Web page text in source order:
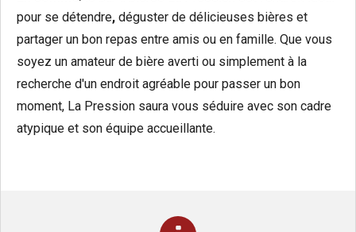
pour se détendre, déguster de délicieuses bières et
partager un bon repas entre amis ou en famille. Que vous
soyez un amateur de bière averti ou simplement à la
recherche d'un endroit agréable pour passer un bon
moment, La Pression saura vous séduire avec son cadre
atypique et son équipe accueillante.